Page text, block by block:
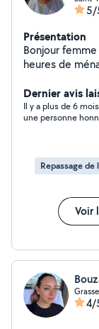
5/
Présentation
Bonjour femme
heures de ménage et repassage sur St Vallier de Thiey.
Chateauneuf
un message signé ou sur répondeur si possible. Je vous
rappellerai
Dernier avis
Il y a plus de 6 mois
Repassage de
Voir
4/